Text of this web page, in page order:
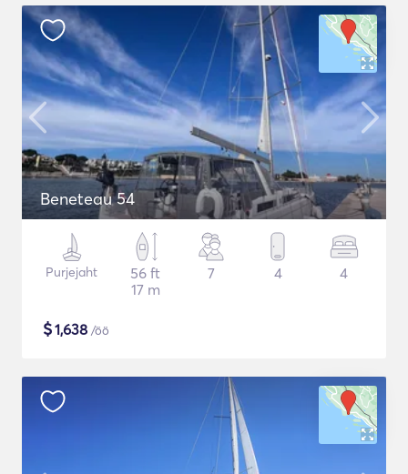
Beneteau 54
Purjejaht
56 ft
17 m
7 4 4
$1,638 /öö